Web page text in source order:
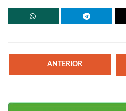
ANTERIOR